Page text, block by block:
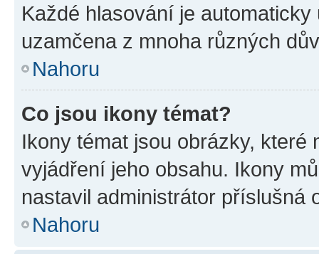
Každé hlasování je
uzamčena z mnoha různých
Nahoru
Co jsou ikony témat?
Ikony témat jsou obrázky,
vyjádření jeho obsahu. Ikony
nastavil administrátor příslušná
Nahoru